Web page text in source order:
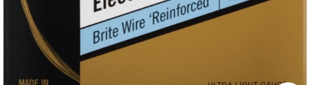
その他楽器
アンプ